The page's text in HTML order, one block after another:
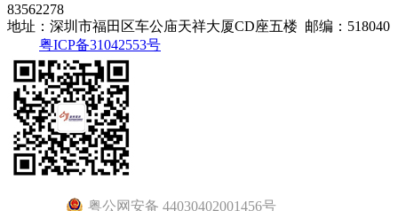
83562278
地址：深圳市福田区车公庙天祥大厦CD座五楼 邮编：518040
粤ICP备31042553号
粤公网安备 44030402001456号